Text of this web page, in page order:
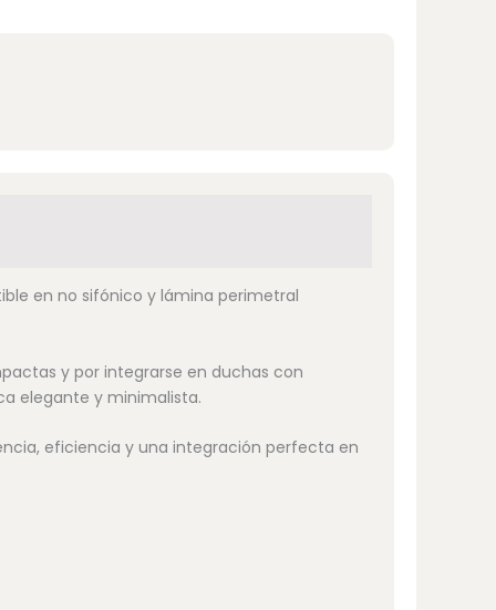
en no sifónico y lámina perimetral
y por integrarse en duchas con
elegante y minimalista.
eficiencia y una integración perfecta en